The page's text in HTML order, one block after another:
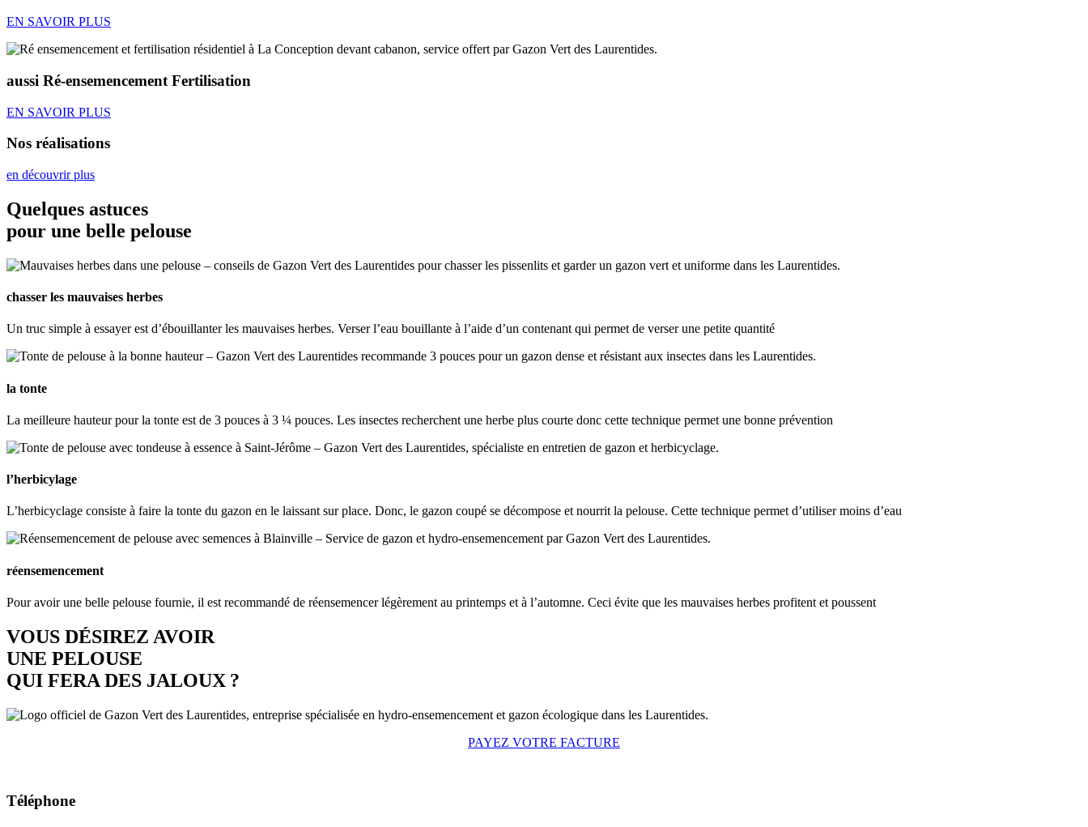
EN SAVOIR PLUS
aussi Ré-ensemencement Fertilisation
EN SAVOIR PLUS
Nos réalisations
en découvrir plus
Quelques astuces
pour une belle pelouse
chasser les mauvaises herbes
Un truc simple à essayer est d’ébouillanter les mauvaises herbes. Verser l’eau bouillante à l’aide d’un contenant qui permet de verser une petite quantité
la tonte
La meilleure hauteur pour la tonte est de 3 pouces à 3 ¼ pouces. Les insectes recherchent une herbe plus courte donc cette technique permet une bonne prévention
l’herbicylage
L’herbicyclage consiste à faire la tonte du gazon en le laissant sur place. Donc, le gazon coupé se décompose et nourrit la pelouse. Cette technique permet d’utiliser moins d’eau
réensemencement
Pour avoir une belle pelouse fournie, il est recommandé de réensemencer légèrement au printemps et à l’automne. Ceci évite que les mauvaises herbes profitent et poussent
VOUS DÉSIREZ AVOIR
UNE PELOUSE
QUI FERA DES JALOUX ?
PAYEZ VOTRE FACTURE
Téléphone